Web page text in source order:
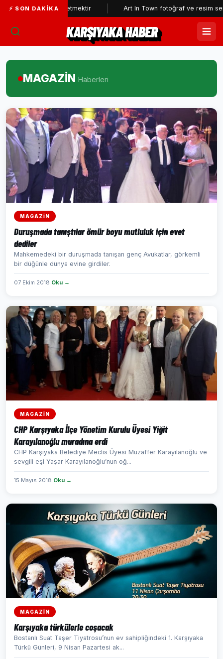
⚡ SON DAKIKA
etmektir Art In Town fotoğraf ve resim sergisine büyük
KARŞIYAKA HABER
MAGAZİN Haberleri
MAGAZİN
Duruşmada tanıştılar ömür boyu mutluluk için evet
dediler
Mahkemedeki bir duruşmada tanışan genç Avukatlar, görkemli
bir düğünle dünya evine girdiler.
07 Ekim 2018 Oku →
MAGAZİN
CHP Karşıyaka İlçe Yönetim Kurulu Üyesi Yiğit
Karayılanoğlu muradına erdi
CHP Karşıyaka Belediye Meclis Üyesi Muzaffer Karayılanoğlu ve
sevgili eşi Yaşar Karayılanoğlu’nun oğ...
15 Mayıs 2018 Oku →
MAGAZİN
Karşıyaka türkülerle coşacak
Bostanlı Suat Taşer Tiyatrosu’nun ev sahipliğindeki 1. Karşıyaka
Türkü Günleri, 9 Nisan Pazartesi ak...